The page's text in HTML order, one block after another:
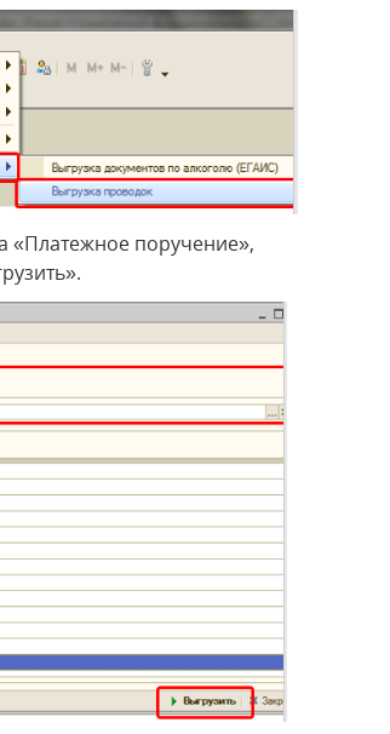
«Платежное поручение»,